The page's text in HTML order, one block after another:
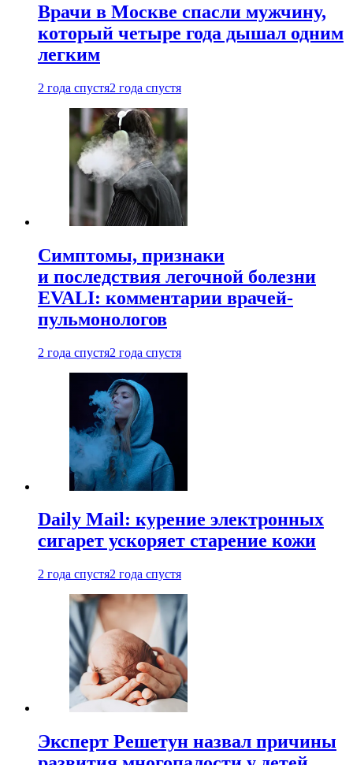
Врачи в Москве спасли мужчину,
который четыре года дышал одним
легким
2 года спустя2 года спустя
Симптомы, признаки
и последствия легочной болезни
EVALI: комментарии врачей-
пульмонологов
2 года спустя2 года спустя
Daily Mail: курение электронных
сигарет ускоряет старение кожи
2 года спустя2 года спустя
Эксперт Решетун назвал причины